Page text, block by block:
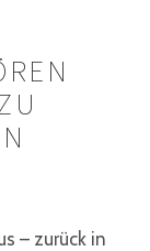
– zurück in